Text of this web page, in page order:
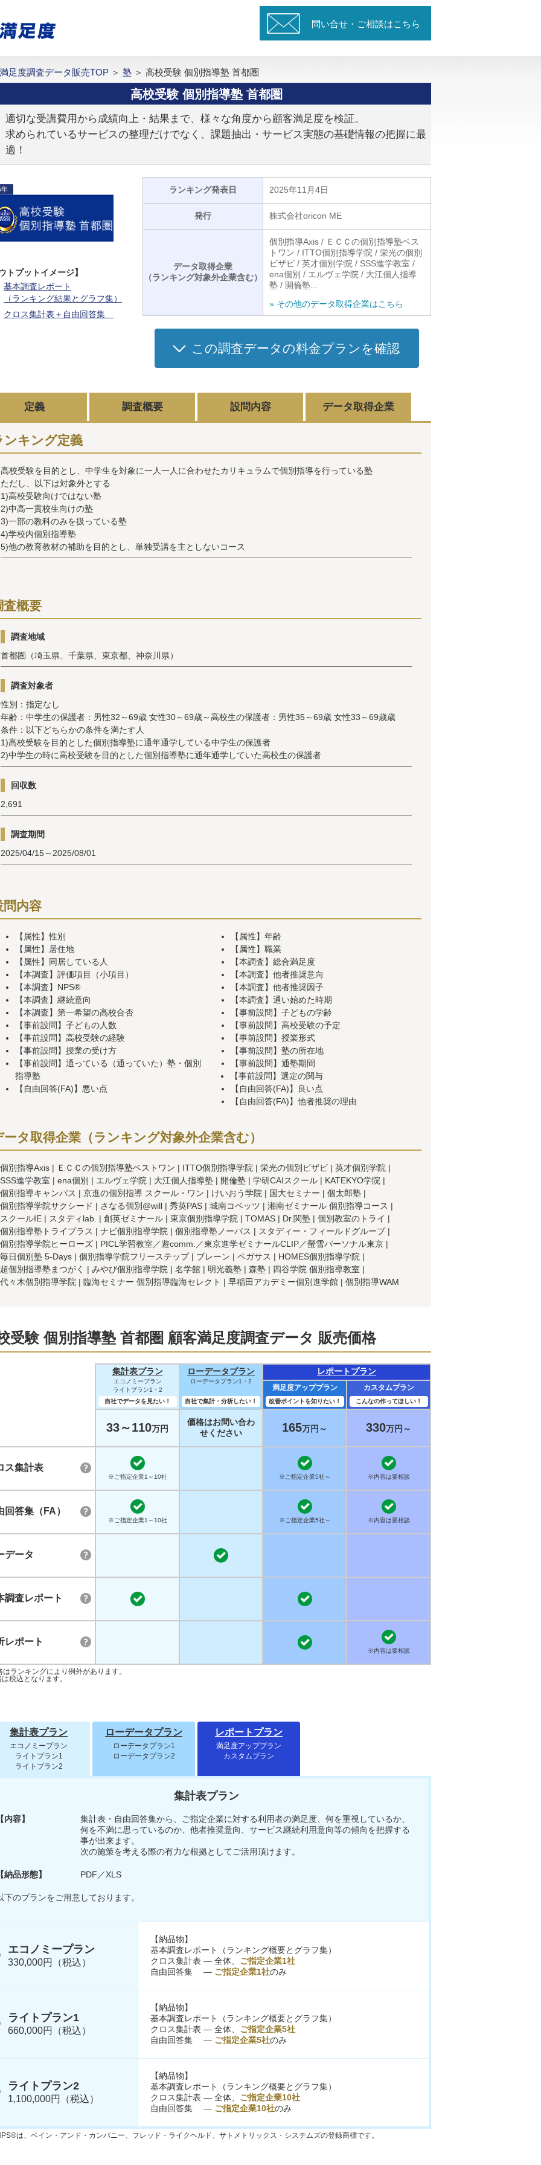
問い合せ・ご相談はこちら
足度調査データ販売TOP ＞ 塾 ＞ 高校受験 個別指導塾 首都圏
高校受験 個別指導塾 首都圏
適切な受講費用から成績向上・結果まで、様々な角度から顧客満足度を検証。
求められているサービスの整理だけでなく、課題抽出・サービス実態の基礎情報の把握に最
適！
年
トプットイメージ】
基本調査レポート
（ランキング結果とグラフ集）
クロス集計表＋自由回答集
ランキング発表日 2025年11月4日
発行 株式会社oricon ME
データ取得企業
（ランキング対象外企業含む）
個別指導Axis / ＥＣＣの個別指導塾ベス
トワン / ITTO個別指導学院 / 栄光の個別
ビザビ / 英才個別学院 / SSS進学教室 /
ena個別 / エルヴェ学院 / 大江個人指導
塾 / 開倫塾...
» その他のデータ取得企業はこちら
この調査データの料金プランを確認
定義 調査概要 設問内容 データ取得企業
ンキング定義
高校受験を目的とし、中学生を対象に一人一人に合わせたカリキュラムで個別指導を行っている塾
ただし、以下は対象外とする
1)高校受験向けではない塾
2)中高一貫校生向けの塾
3)一部の教科のみを扱っている塾
4)学校内個別指導塾
5)他の教育教材の補助を目的とし、単独受講を主としないコース
査概要
調査地域
首都圏（埼玉県、千葉県、東京都、神奈川県）
調査対象者
性別：指定なし
年齢：中学生の保護者：男性32～69歳 女性30～69歳～高校生の保護者：男性35～69歳 女性33～69歳歳
条件：以下どちらかの条件を満たす人
1)高校受験を目的とした個別指導塾に通年通学している中学生の保護者
2)中学生の時に高校受験を目的とした個別指導塾に通年通学していた高校生の保護者
回収数
2,691
調査期間
2025/04/15～2025/08/01
問内容
【属性】性別
【属性】年齢
【属性】居住地
【属性】職業
【属性】同居している人
【本調査】総合満足度
【本調査】評価項目（小項目）
【本調査】他者推奨意向
【本調査】NPS®
【本調査】他者推奨因子
【本調査】継続意向
【本調査】通い始めた時期
【本調査】第一希望の高校合否
【事前設問】子どもの学齢
【事前設問】子どもの人数
【事前設問】高校受験の予定
【事前設問】高校受験の経験
【事前設問】授業形式
【事前設問】授業の受け方
【事前設問】塾の所在地
【事前設問】通っている（通っていた）塾・個別
指導塾
【事前設問】通塾期間
【事前設問】選定の関与
【自由回答(FA)】良い点
【自由回答(FA)】悪い点
【自由回答(FA)】他者推奨の理由
ータ取得企業（ランキング対象外企業含む）
個別指導Axis ＥＣＣの個別指導塾ベストワン ITTO個別指導学院 栄光の個別ビザビ
英才個別学院
SSS進学教室
ena個別 エルヴェ学院 大江個人指導塾 開倫塾 学研CAIスクール
KATEKYO学院
個別指導キャンパス
京進の個別指導 スクール・ワン けいおう学院 国大セミナー
個太郎塾
個別指導学院サクシード
さなる個別@will 秀英PAS 城南コベッツ
湘南ゼミナール 個別指導コース
スクールIE
スタディlab. 創英ゼミナール 東京個別指導学院 TOMAS Dr.関塾
個別教室のトライ
個別指導塾トライプラス
ナビ個別指導学院 個別指導塾ノーバス
スタディー・フィールドグループ
個別指導学院ヒーローズ
PICL学習教室／遊comm.／東京進学ゼミナールCLIP／螢雪パーソナル東京
毎日個別塾 5-Days
個別指導学院フリーステップ ブレーン ペガサス
HOMES個別指導学院
超個別指導塾まつがく
みやび個別指導学院 名学館 明光義塾 森塾
四谷学院 個別指導教室
代々木個別指導学院
臨海セミナー 個別指導臨海セレクト 早稲田アカデミー個別進学館 個別指導WAM
受験 個別指導塾 首都圏 顧客満足度調査データ 販売価格
集計表プラン
エコノミープラン
ライトプラン1・2
自社でデータを見たい！
ローデータプラン
ローデータプラン1・2
自社で集計・分析したい！
レポートプラン
満足度アッププラン
改善ポイントを知りたい！
カスタムプラン
こんなの作ってほしい！
33～110万円
価格はお問い合わ
せください
165万円～ 330万円～
ス集計表
※ご指定企業1～10社 ※ご指定企業5社～ ※内容は要相談
回答集（FA）
※ご指定企業1～10社 ※ご指定企業5社～ ※内容は要相談
データ
調査レポート
レポート
※内容は要相談
ランキングにより例外があります。
税込となります。
集計表プラン
エコノミープラン
ライトプラン1
ライトプラン2
ローデータプラン
ローデータプラン1
ローデータプラン2
レポートプラン
満足度アッププラン
カスタムプラン
集計表プラン
内容】
集計表・自由回答集から、ご指定企業に対する利用者の満足度、何を重視しているか、
何を不満に思っているのか、他者推奨意向、サービス継続利用意向等の傾向を把握する
事が出来ます。
次の施策を考える際の有力な根拠としてご活用頂けます。
納品形態】 PDF／XLS
下のプランをご用意しております。
エコノミープラン
330,000円（税込）
【納品物】
基本調査レポート（ランキング概要とグラフ集）
クロス集計表 ― 全体、 ご指定企業1社
自由回答集 ― ご指定企業1社のみ
ライトプラン1
660,000円（税込）
【納品物】
基本調査レポート（ランキング概要とグラフ集）
クロス集計表 ― 全体、 ご指定企業5社
自由回答集 ― ご指定企業5社のみ
ライトプラン2
1,100,000円（税込）
【納品物】
基本調査レポート（ランキング概要とグラフ集）
クロス集計表 ― 全体、 ご指定企業10社
自由回答集 ― ご指定企業10社のみ
は、ベイン・アンド・カンパニー、フレッド・ライクヘルド、サトメトリックス・システムズの登録商標です。